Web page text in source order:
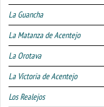
La Guancha
La Matanza de Acentejo
La Orotava
La Victoria de Acentejo
Los Realejos